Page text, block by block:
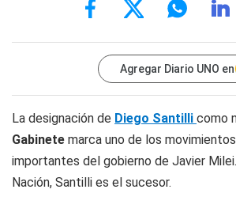
Agregar Diario UNO en
La designación de Diego Santilli como
Gabinete marca uno de los
importantes del gobierno de Javier
Nación, Santilli es el sucesor.